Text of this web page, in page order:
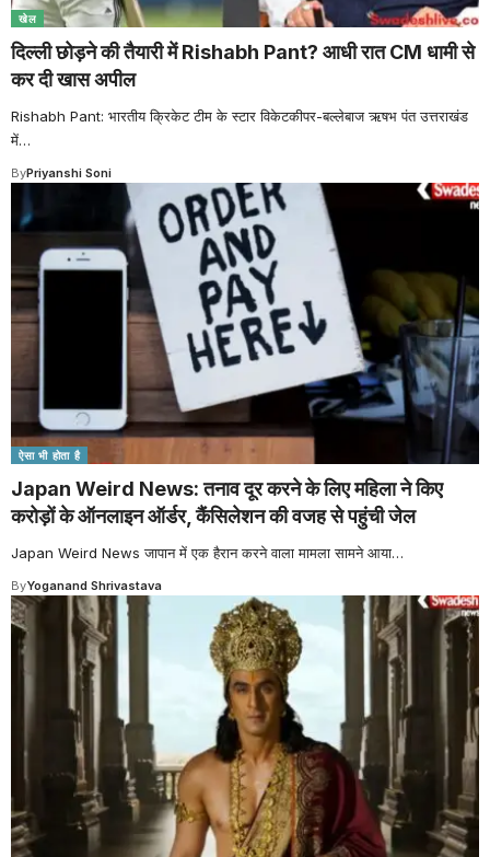
खेल
दिल्ली छोड़ने की तैयारी में Rishabh Pant? आधी रात CM धामी से
कर दी खास अपील
Rishabh Pant: भारतीय क्रिकेट टीम के स्टार विकेटकीपर-बल्लेबाज ऋषभ पंत उत्तराखंड
में…
ByPriyanshi Soni
ऐसा भी होता है
Japan Weird News: तनाव दूर करने के लिए महिला ने किए
करोड़ों के ऑनलाइन ऑर्डर, कैंसिलेशन की वजह से पहुंची जेल
Japan Weird News जापान में एक हैरान करने वाला मामला सामने आया…
ByYoganand Shrivastava